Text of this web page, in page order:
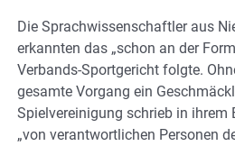
Die Sprachwissenschaftler aus
erkannten das „schon an der
Verbands-Sportgericht folgte.
gesamte Vorgang ein
Spielvereinigung schrieb in ihrem
„von verantwortlichen Personen